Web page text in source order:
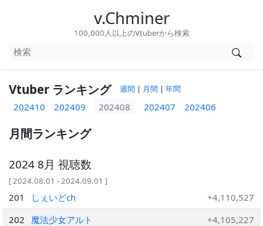
v.Chminer
100,000人以上のVtuberから検索
Vtuber ランキング 週間 | 月間 | 年間
202410 202409 202408 202407 202406
月間ランキング
2024 8月 視聴数
[ 2024.08.01 - 2024.09.01 ]
201 しぇいどch
+4,110,527
202
魔法少女アルト
+4,105,227